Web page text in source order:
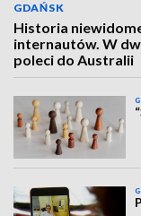
GDAŃSK
Historia
internautów. W
poleci do Australii